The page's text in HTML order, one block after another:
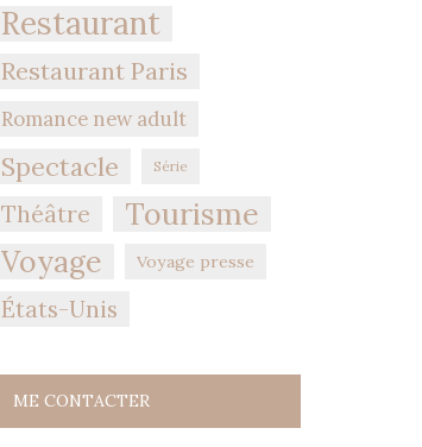
Restaurant
Restaurant Paris
Romance new adult
Spectacle Série
Théâtre
Tourisme
Voyage
Voyage presse
États-Unis
ME CONTACTER